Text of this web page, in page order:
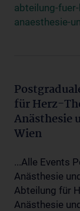
abteilung-
anaesthesie-
für Herz-
Anästhesie
Wien
...Alle Events
Anästhesie
Abteilung für
Anästhesie